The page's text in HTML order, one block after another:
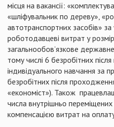
місця на вакансії:
«шліфувальник по дереву»,
автотранспортних засобів» за
роботодавцеві витрат у
загальнообов’язкове
тому числі 6 безробітних
індивідуального навчання за
безробітних після
«економіст»). Також
числа внутрішньо
компенсацією витрат на